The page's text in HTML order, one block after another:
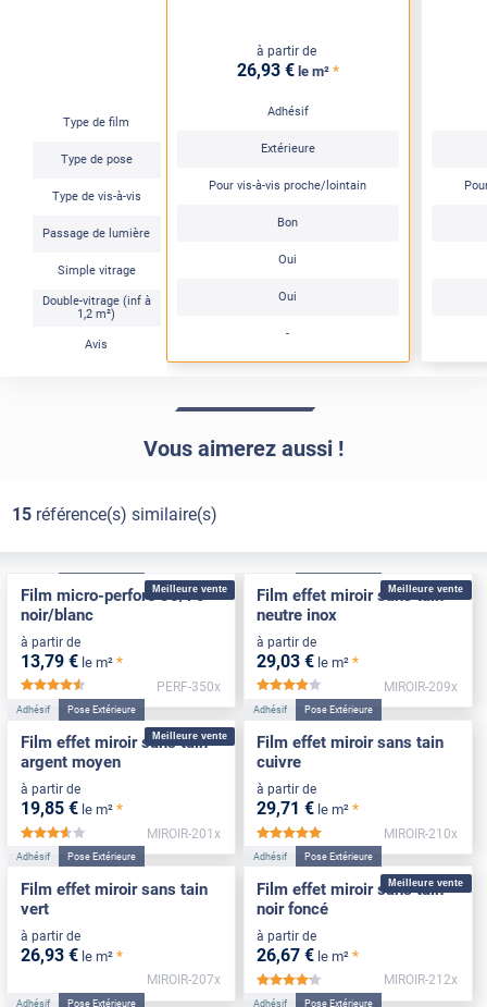
Type de film
Type de pose
Type de vis-à-vis
Passage de lumière
Simple vitrage
Double-vitrage (inf à
1,2 m²)
Avis
à partir de
26,93 € le m² *
Adhésif
Extérieure
Pour vis-à-vis proche/lointain
Bon
Oui
Oui
-
Vous aimerez aussi !
15référence(s) similaire(s)
Meilleure vente
Film micro-perforé 30/70
noir/blanc
à partir de
13,79 € le m² *
*****
PERF-350x
Meilleure vente
Film effet miroir sans tain
neutre inox
à partir de
29,03 € le m² *
*****
MIROIR-209x
Meilleure vente
Adhésif Pose Extérieure
Film effet miroir sans tain
argent moyen
à partir de
19,85 € le m² *
*****
MIROIR-201x
Adhésif Pose Extérieure
Film effet miroir sans tain
cuivre
à partir de
29,71 € le m² *
MIROIR-210x
Adhésif Pose Extérieure
Film effet miroir sans tain
vert
à partir de
26,93 € le m² *
MIROIR-207x
Meilleure vente
Adhésif Pose Extérieure
Film effet miroir sans tain
noir foncé
à partir de
26,67 € le m² *
*****
MIROIR-212x
Adhésif Pose Extérieure Adhésif Pose Extérieure